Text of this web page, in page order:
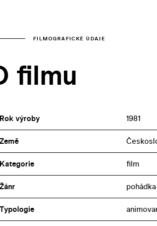
FILMOGRAFICKÉ ÚDAJE
filmu
Rok výroby 1981
Země
Kategorie film
Žánr pohádka
Typologie